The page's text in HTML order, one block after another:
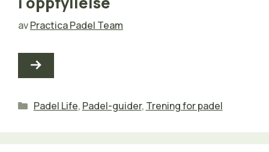
avPractica Padel Team
Kategorier
Padel Life, Padel-guider, Trening for padel